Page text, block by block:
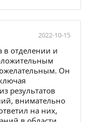
2022-10-15
в отделении и
Он
результатов
внимательно
на них,